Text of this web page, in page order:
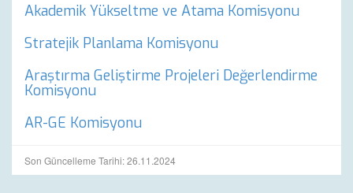
Akademik Yükseltme ve Atama Komisyonu
Stratejik Planlama Komisyonu
Araştırma Geliştirme Projeleri Değerlendirme
Komisyonu
AR-GE Komisyonu
Son Güncelleme Tarihi: 26.11.2024